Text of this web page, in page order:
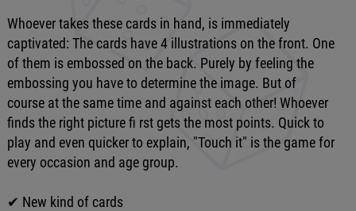
Whoever takes these cards in hand, is immediately
captivated: The cards have 4 illustrations on the front. One
of them is embossed on the back. Purely by feeling the
embossing you have to determine the image. But of
course at the same time and against each other! Whoever
finds the right picture fi rst gets the most points. Quick to
play and even quicker to explain, "Touch it" is the game for
every occasion and age group.
✔ New kind of cards